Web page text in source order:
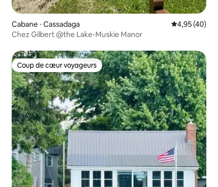
Cabane ⋅ Cassadaga Évaluation
4,95 (40)
Chez Gilbert @the Lake-Muskie Manor
Coup de cœur voyageurs
Coup de cœur voyageurs